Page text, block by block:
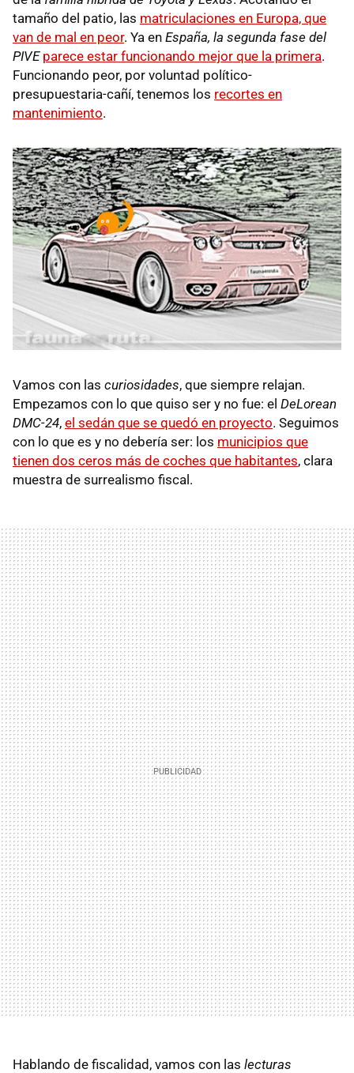
tamaño del patio, las matriculaciones en Europa, que
van de mal en peor. Ya en España, la segunda fase del
PIVE parece estar funcionando mejor que la primera.
Funcionando peor, por voluntad político-
presupuestaria-cañí, tenemos los recortes en
mantenimiento.
Vamos con las curiosidades, que siempre relajan.
Empezamos con lo que quiso ser y no fue: el DeLorean
DMC-24, el sedán que se quedó en proyecto. Seguimos
con lo que es y no debería ser: los municipios que
tienen dos ceros más de coches que habitantes, clara
muestra de surrealismo fiscal.
Hablando de fiscalidad, vamos con las lecturas